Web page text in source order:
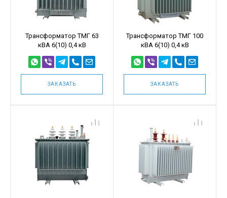
Трансформатор ТМГ 63
кВА 6(10) 0,4 кВ
ЗАКАЗАТЬ
Трансформатор ТМГ 100
кВА 6(10) 0,4 кВ
ЗАКАЗАТЬ